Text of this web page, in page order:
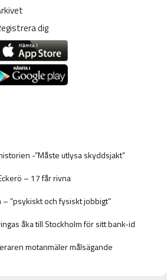
dig
-”Måste utlysa skyddsjakt”
– 17 får rivna
”psykiskt och fysiskt jobbigt”
åka till Stockholm för sitt bank-id
motanmäler målsägande